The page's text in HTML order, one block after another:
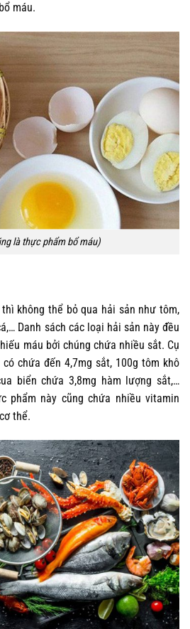
máu.
là thực phẩm bổ máu)
thì không thể bỏ qua hải sản như tôm,
Danh sách các loại hải sản này đều
máu bởi chúng chứa nhiều sắt. Cụ
chứa đến 4,7mg sắt, 100g tôm khô
biển chứa 3,8mg hàm lượng sắt,…
phẩm này cũng chứa nhiều vitamin
thể.